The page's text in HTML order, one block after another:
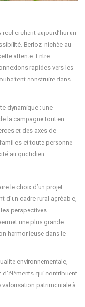
aujourd’hui un
Berloz, nichée au
attente. Entre
rapides vers les
construire dans
dynamique : une
la campagne tout en
et des axes de
et toute personne
au quotidien.
le choix d’un projet
d’un cadre rural agréable,
perspectives
une plus grande
harmonieuse dans le
environnementale,
qui contribuent
valorisation patrimoniale à